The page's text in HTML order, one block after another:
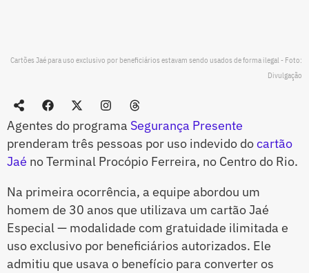
Cartões Jaé para uso exclusivo por beneficiários estavam sendo usados de forma ilegal - Foto:
Divulgação
Agentes do programa Segurança Presente
prenderam três pessoas por uso indevido docartão
Jaé no Terminal Procópio Ferreira, no Centro do Rio.
Na primeira ocorrência, a equipe abordou um
homem de 30 anos que utilizava um cartão Jaé
Especial — modalidade com gratuidade ilimitada e
uso exclusivo por beneficiários autorizados. Ele
admitiu que usava o benefício para converter os